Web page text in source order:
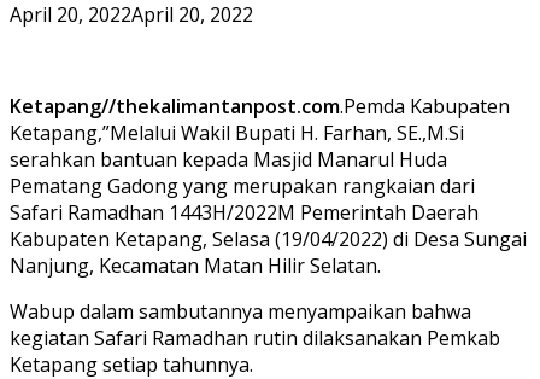
April 20, 2022April 20, 2022
Ketapang//thekalimantanpost.com.Pemda Kabupaten
Ketapang,”Melalui Wakil Bupati H. Farhan, SE.,M.Si
serahkan bantuan kepada Masjid Manarul Huda
Pematang Gadong yang merupakan rangkaian dari
Safari Ramadhan 1443H/2022M Pemerintah Daerah
Kabupaten Ketapang, Selasa (19/04/2022) di Desa Sungai
Nanjung, Kecamatan Matan Hilir Selatan.
Wabup dalam sambutannya menyampaikan bahwa
kegiatan Safari Ramadhan rutin dilaksanakan Pemkab
Ketapang setiap tahunnya.